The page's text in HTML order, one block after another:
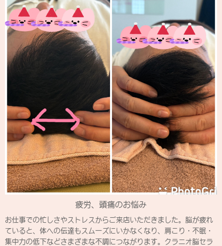
疲労、頭痛のお悩み
お仕事での忙しさやストレスからご来店いただきました。脳が疲れ
ていると、体への伝達もスムーズにいかなくなり、肩こり・不眠・
集中力の低下などさまざまな不調につながります。クラニオ脳セラ